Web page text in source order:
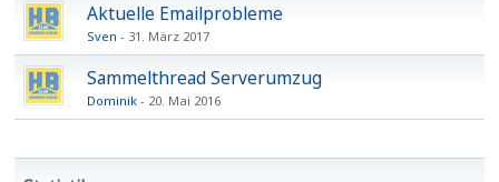
Aktuelle Emailprobleme
Sven 31. März 2017
Sammelthread Serverumzug
Dominik 20. Mai 2016